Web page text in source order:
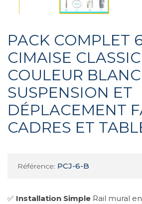
PACK COMPLET
CIMAISE
COULEUR
SUSPENSION ET
DÉPLACEMENT
CADRES ET
Référence: PCJ-6-B
✅ Installation Simple Rail mural